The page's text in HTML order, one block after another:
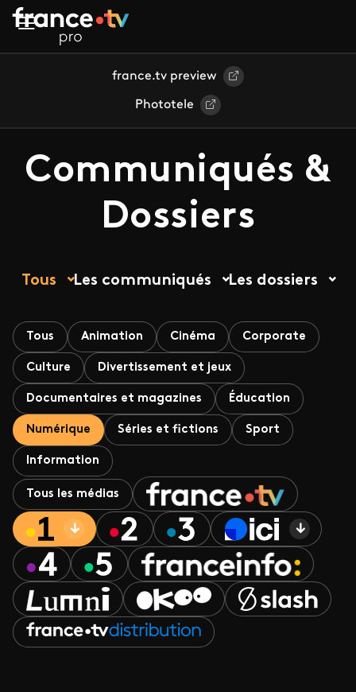
Aller au contenu principal
france.tv preview
Phototele
Communiqués &
Dossiers
Tous Les communiqués Les dossiers
Tous Animation Cinéma Corporate
Culture Divertissement et jeux
Documentaires et magazines Éducation
Numérique Séries et fictions Sport
Information
Tous les médias